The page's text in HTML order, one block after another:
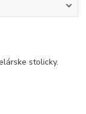
stolicky.